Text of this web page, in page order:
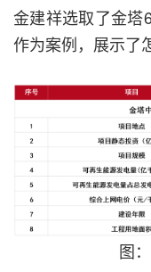
金建祥选取了金塔
作为案例，展示了
图